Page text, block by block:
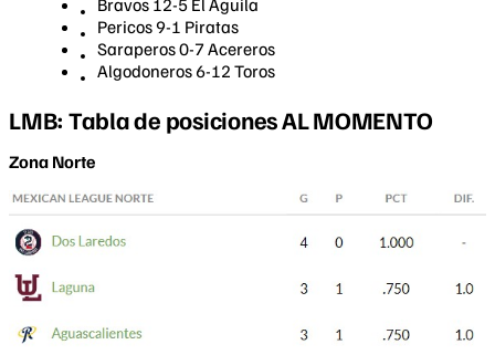
Bravos 12-5 El Águila
Pericos 9-1 Piratas
Saraperos 0-7 Acereros
Algodoneros 6-12 Toros
LMB: Tabla de posiciones AL MOMENTO
Zona Norte